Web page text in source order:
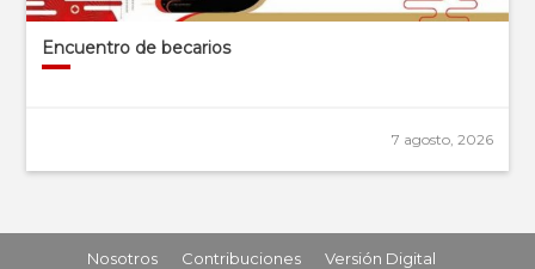
Encuentro de becarios
7 agosto, 2026
Nosotros Contribuciones
Versión Digital